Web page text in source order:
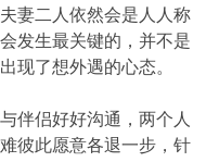
妻二人依然会是人人称
发生最关键的，并不是
现了想外遇的心态。
伴侣好好沟通，两个人
彼此愿意各退一步，针